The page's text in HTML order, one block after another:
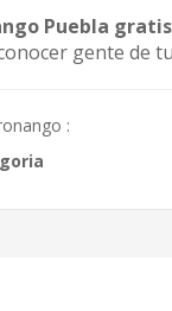
Puebla gratis
gente de
: